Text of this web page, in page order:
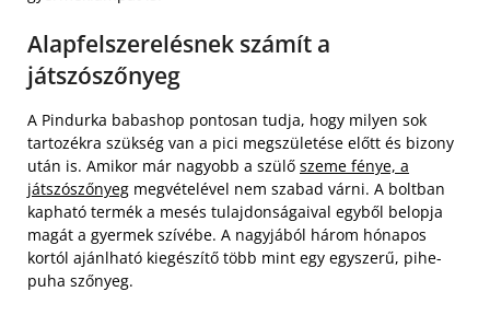
Alapfelszerelésnek számít a
játszószőnyeg
A Pindurka babashop pontosan tudja, hogy milyen sok
tartozékra szükség van a pici megszületése előtt és bizony
után is. Amikor már nagyobb a szülő szeme fénye, a
játszószőnyeg megvételével nem szabad várni. A boltban
kapható termék a mesés tulajdonságaival egyből belopja
magát a gyermek szívébe. A nagyjából három hónapos
kortól ajánlható kiegészítő több mint egy egyszerű, pihe-
puha szőnyeg.